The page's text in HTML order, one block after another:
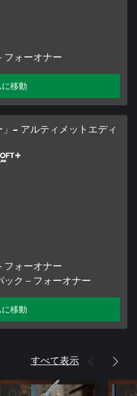
フォーオナー
移動
」– アルティメットエディ
フォーオナー
ク – フォーオナー
移動
すべて表示